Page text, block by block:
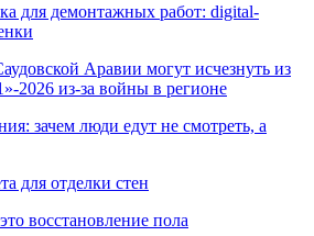
для демонтажных работ: digital-
Аравии могут исчезнуть из
2026 из-за войны в регионе
зачем люди едут не смотреть, а
для отделки стен
восстановление пола